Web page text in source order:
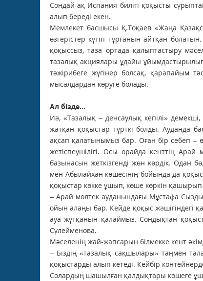
Сондай-ақ Испания билігі қоқысты
алып береді екен.
Мемлекет басшысы Қ.Тоқаев «Жаңа
өзгерістер күтіп тұрғанын айтқан
қоқыссыз, таза ортада қалыптастыру
тазалық акциялары ұдайы
тәжірибеге жүгінер болсақ, қарапайым
мысалдардан көруге болады.
Ал бізде...
Иә, «Тазалық – денсаулық кепілі»
жатқан қоқыстар түрткі болды. Ауданда
ақсап қалатынымыз бар. Оған бір себеп –
жетіспеушілігі. Осы орайда кенттің
базынасын жеткізгенді жөн көрдік. Одан
мен Абылайхан көшесінің бойында да
қоқыстар көкке ұшып, көше көркін қашырып
– Арай мөлтек ауданындағы Мұстафа
ойын алаңы бар. Кейде қоқыс жәшігіндегі
ауа жұтқанын қалаймыз. Сондықтан
Сүлейменова.
Мәселенің жай-жапсарын білмекке кент
– Біздің «тазалық сақшылары» таңмен
қоқыстарды алып кетеді. Кейбір
Солардың шашылған қалдықтары көшеге